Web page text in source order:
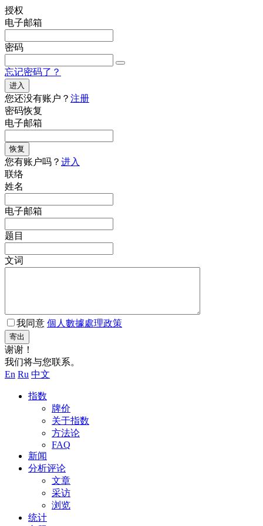
授权
电子邮箱
密码
忘记密码了？
进入
您还没有账户？ 注册
密码恢复
电子邮箱
恢复
您有账户吗？ 进入
联络
姓名
电子邮箱
题目
文词
我同意 個人數據處理政策
寄出
谢谢！
我们将与您联系。
En Ru 中文
指数
牌价
关于指数
方法论
FAQ
新闻
分析评论
文章
采访
浏览
统计